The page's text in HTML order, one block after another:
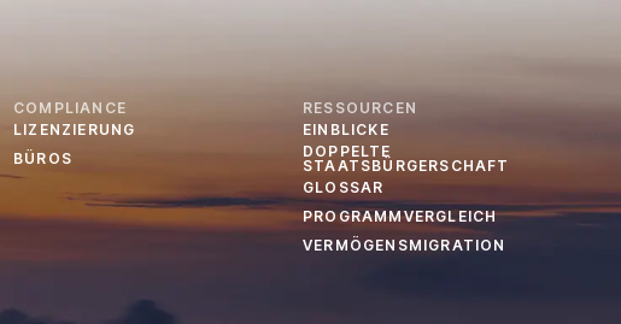
COMPLIANCE
LIZENZIERUNG
BÜROS
RESSOURCEN
EINBLICKE
DOPPELTE
STAATSBÜRGERSCHAFT
GLOSSAR
PROGRAMMVERGLEICH
VERMÖGENSMIGRATION